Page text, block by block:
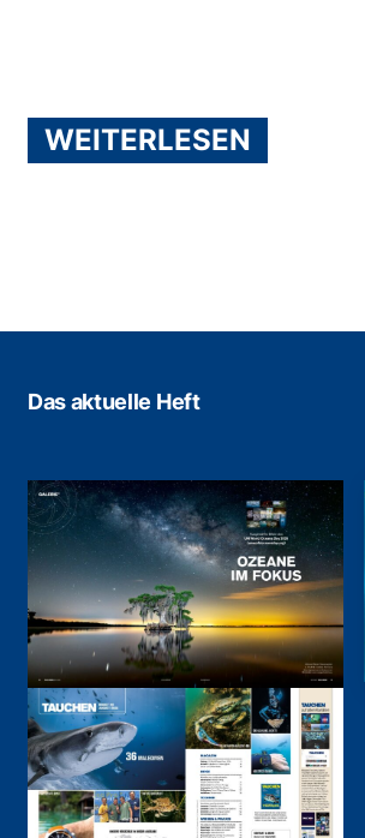
WEITERLESEN
Das aktuelle Heft